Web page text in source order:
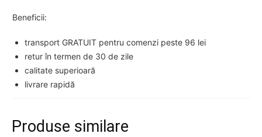
Beneficii:
transport GRATUIT pentru comenzi peste 96 lei
retur în termen de 30 de zile
calitate superioară
livrare rapidă
Produse similare